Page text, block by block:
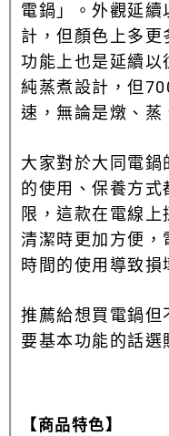
電鍋」。外觀延續
計，但顏色上多更
功能上也是延續以
純蒸煮設計，但
速，無論是燉、蒸
大家對於大同電鍋
的使用、保養方
限，這款在電線
清潔時更加方便，
時間的使用導致損
推薦給想買電鍋但
要基本功能的話
【商品特色】